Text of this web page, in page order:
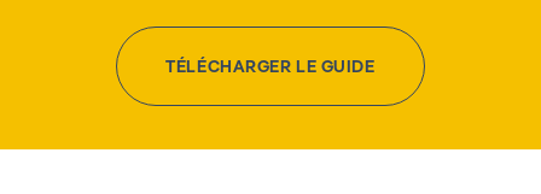
TÉLÉCHARGER LE GUIDE